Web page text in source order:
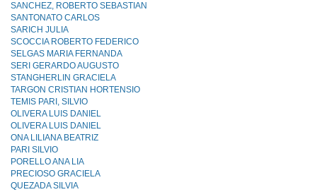
SANCHEZ, ROBERTO SEBASTIAN
SANTONATO CARLOS
SARICH JULIA
SCOCCIA ROBERTO FEDERICO
SELGAS MARIA FERNANDA
SERI GERARDO AUGUSTO
STANGHERLIN GRACIELA
TARGON CRISTIAN HORTENSIO
TEMIS PARI, SILVIO
OLIVERA LUIS DANIEL
OLIVERA LUIS DANIEL
ONA LILIANA BEATRIZ
PARI SILVIO
PORELLO ANA LIA
PRECIOSO GRACIELA
QUEZADA SILVIA